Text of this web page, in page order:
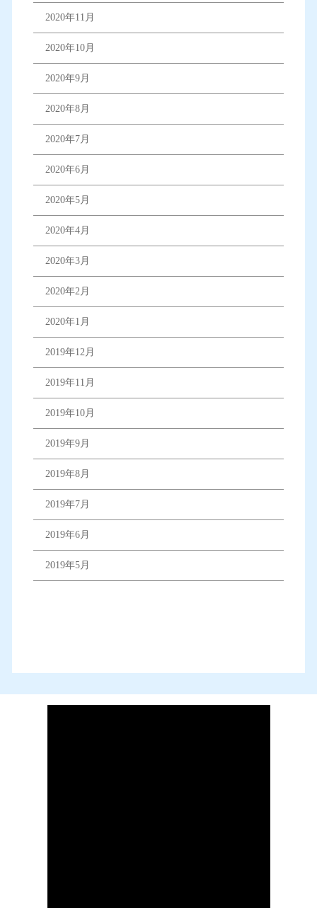
2020年11月
2020年10月
2020年9月
2020年8月
2020年7月
2020年6月
2020年5月
2020年4月
2020年3月
2020年2月
2020年1月
2019年12月
2019年11月
2019年10月
2019年9月
2019年8月
2019年7月
2019年6月
2019年5月